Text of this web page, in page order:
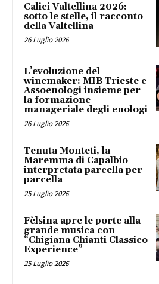
Calici Valtellina 2026:
sotto le stelle, il racconto
della Valtellina
26 Luglio 2026
L’evoluzione del
winemaker: MIB Trieste e
Assoenologi insieme per
la formazione
manageriale degli enologi
26 Luglio 2026
Tenuta Monteti, la
Maremma di Capalbio
interpretata parcella per
parcella
25 Luglio 2026
Fèlsina apre le porte alla
grande musica con
“Chigiana Chianti Classico
Experience”
25 Luglio 2026